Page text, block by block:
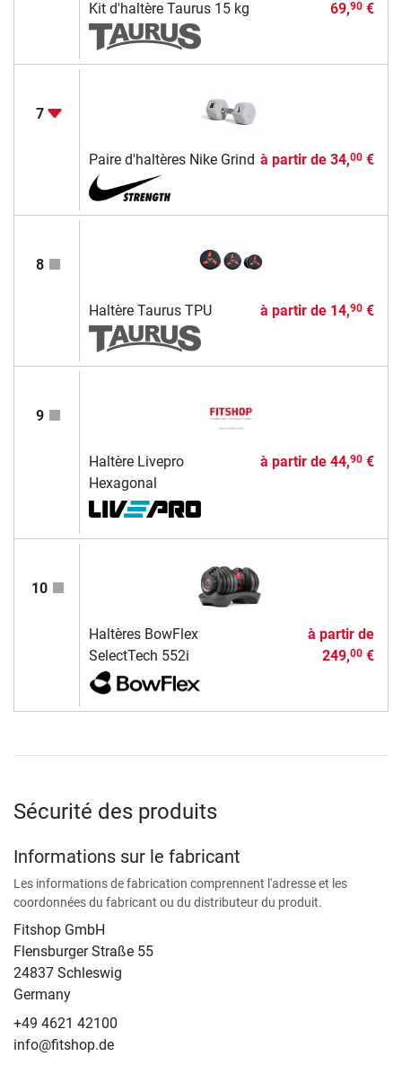
Kit d'haltère Taurus 15 kg 69,90€
7
Paire d'haltères Nike Grind à partir de 34,00€
8
Haltère Taurus TPU à partir de 14,90€
9
Haltère Livepro
Hexagonal
à partir de 44,90€
10
Haltères BowFlex
SelectTech 552i
à partir de
249,00€
Sécurité des produits
Informations sur le fabricant
Les informations de fabrication comprennent l'adresse et les
coordonnées du fabricant ou du distributeur du produit.
Fitshop GmbH
Flensburger Straße 55
24837 Schleswig
Germany
+49 4621 42100
info@fitshop.de